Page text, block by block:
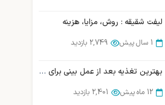
لیفت شقیقه : روش، مزایا، هزینه
1 سال پیش 2,749 بازدید
بهترین تغذیه بعد از عمل بینی برای بهبودی سریع
12 ماه پیش 2,401 بازدید